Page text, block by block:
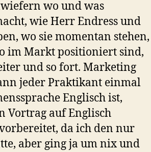
wo und was
wie Herr Endress und
wo sie momentan stehen,
im Markt positioniert sind,
und so fort. Marketing
jeder Praktikant einmal
Englisch ist,
Vortrag auf Englisch
da ich den nur
aber ging ja um nix und